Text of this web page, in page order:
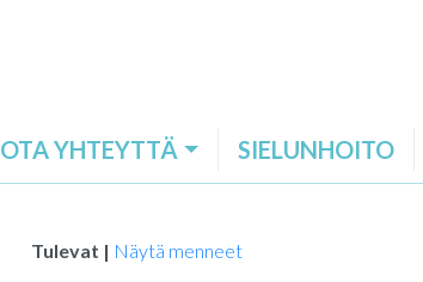
OTA YHTEYTTÄ SIELUNHOITO
Tulevat | Näytä menneet